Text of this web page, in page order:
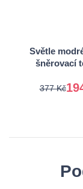
Světle
šněrovací
377 Kč